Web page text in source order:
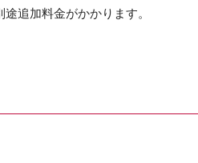
追加料金がかかります。